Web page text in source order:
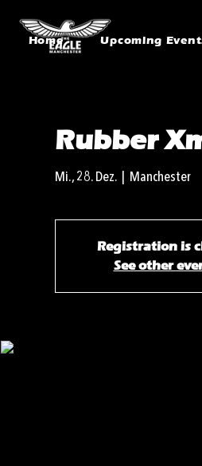
Home Upcoming
Rubber
Mi., 28. Dez.
  |
Manchester
Registration is
See other